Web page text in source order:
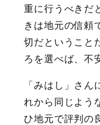
重に行うべきだ
きは地元の信頼
切だということ
ろを選べば、不
「みはし」さん
れから同じよう
ひ地元で評判の